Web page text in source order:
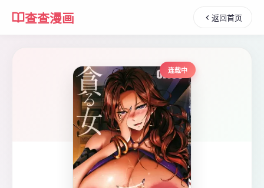
查查漫画 返回首页
连载中